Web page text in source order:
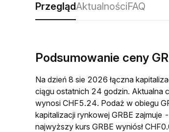
PrzeglądAktualnościFAQ
Podsumowanie ceny
Na dzień 8 sie 2026 łączna
ciągu ostatnich 24 godzin.
wynosi CHF5.24. Podaż w obiegu
kapitalizacji rynkowej GRBE
najwyższy kurs GRBE wyniósł